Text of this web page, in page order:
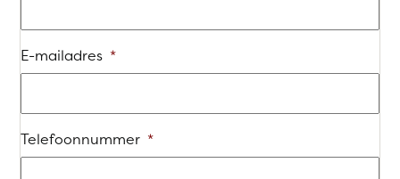
E-mailadres *
Telefoonnummer *